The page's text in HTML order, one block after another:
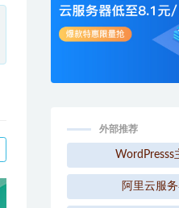
外部推荐
WordPresss
阿里云服